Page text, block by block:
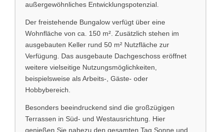
außergewöhnliches Entwicklungspotenzial.
Der freistehende Bungalow verfügt über eine
Wohnfläche von ca. 150 m². Zusätzlich stehen im
ausgebauten Keller rund 50 m² Nutzfläche zur
Verfügung. Das ausgebaute Dachgeschoss eröffnet
weitere vielseitige Nutzungsmöglichkeiten,
beispielsweise als Arbeits-, Gäste- oder
Hobbybereich.
Besonders beeindruckend sind die großzügigen
Terrassen in Süd- und Westausrichtung. Hier
genießen Sie nahezu den gesamten Tag Sonne und